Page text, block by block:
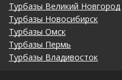
Турбазы Великий Новгород
Турбазы Новосибирск
Турбазы Омск
Турбазы Пермь
Турбазы Владивосток